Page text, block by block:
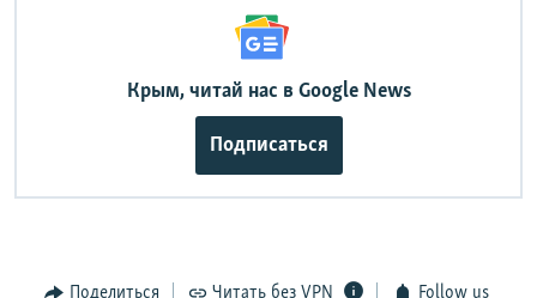
Крым, читай нас в Google News
Подписаться
Поделиться Читать без VPN Follow us